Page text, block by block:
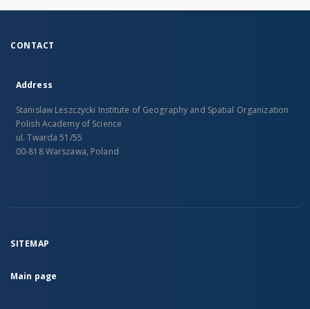
CONTACT
Address
Stanislaw Leszczycki Institute of Geography and Spatial Organization
Polish Academy of Science
ul. Twarda 51/55
00-818 Warszawa, Poland
SITEMAP
Main page